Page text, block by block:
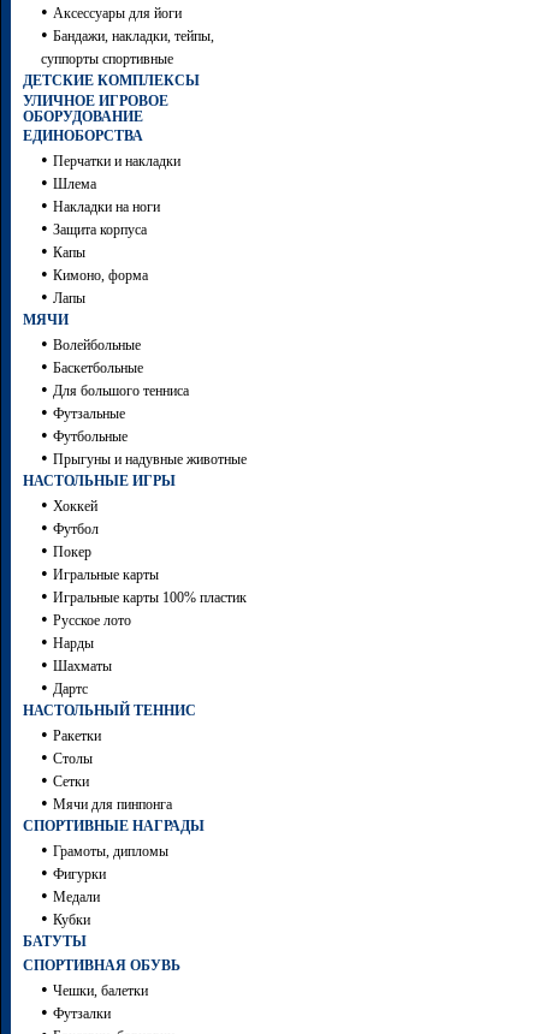
• Аксессуары для йоги
• Бандажи, накладки, тейпы,
суппорты спортивные
ДЕТСКИЕ КОМПЛЕКСЫ
УЛИЧНОЕ ИГРОВОЕ
ОБОРУДОВАНИЕ
ЕДИНОБОРСТВА
• Перчатки и накладки
• Шлема
• Накладки на ноги
• Защита корпуса
• Капы
• Кимоно, форма
• Лапы
МЯЧИ
• Волейбольные
• Баскетбольные
• Для большого тенниса
• Футзальные
• Футбольные
• Прыгуны и надувные животные
НАСТОЛЬНЫЕ ИГРЫ
• Хоккей
• Футбол
• Покер
• Игральные карты
• Игральные карты 100% пластик
• Русское лото
• Нарды
• Шахматы
• Дартc
НАСТОЛЬНЫЙ ТЕННИС
• Ракетки
• Столы
• Сетки
• Мячи для пинпонга
СПОРТИВНЫЕ НАГРАДЫ
• Грамоты, дипломы
• Фигурки
• Медали
• Кубки
БАТУТЫ
СПОРТИВНАЯ ОБУВЬ
• Чешки, балетки
• Футзалки